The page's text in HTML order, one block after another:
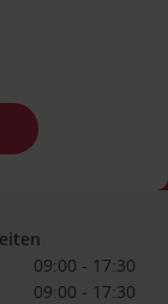
09:00 - 17:30
09:00 - 17:30